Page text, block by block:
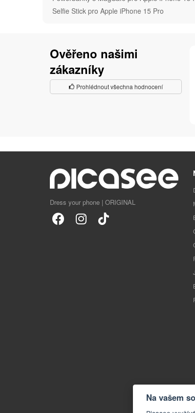
Selfie Stick pro Apple iPhone 15 Pro
Ověřeno našimi
zákazníky
Prohlédnout všechna hodnocení
Dress your phone | ORIGINAL
Na vašem